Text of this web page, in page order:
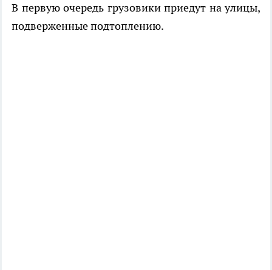
В первую очередь грузовики приедут на улицы,
подверженные подтоплению.